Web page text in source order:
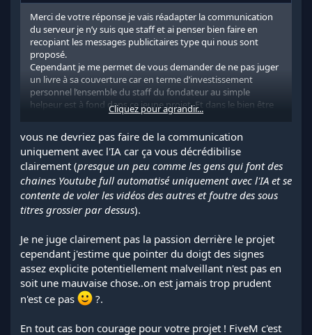
Merci de votre réponse je vais réadapter la communication
du serveur je n’y suis que staff et ai penser bien faire en
recopiant les messages publicitaires type qui nous sont
proposé.
Cependant je me permet de vous demander de ne pas juger
un livre à sa couverture car en terme d’investissement
personnel l’ensemble du staff du fondateur au simple
helpeur est à fond dans ce jeune projet. Et dans le bien être
de sa communauté.
Cliquez pour agrandir...
vous ne devriez pas faire de la communication
uniquement avec l'IA car ça vous décrédibilise
clairement (presque un peu comme les gens qui font des
chaines Youtube full automatisé uniquement avec l'IA et se
contente de voler les vidéos des autres et foutre des sous
titres grossier par dessus).
Je ne juge clairement pas la passion derrière le projet
cependant j'estime que pointer du doigt des signes
assez explicite potentiellement malveillant n'est pas en
soit une mauvaise chose..on est jamais trop prudent
n'est ce pas
?.
En tout cas bon courage pour votre projet ! FiveM c'est